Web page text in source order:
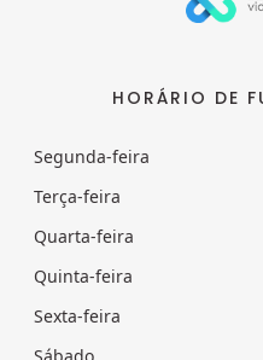
HORÁRIO DE
Segunda-feira
Terça-feira
Quarta-feira
Quinta-feira
Sexta-feira